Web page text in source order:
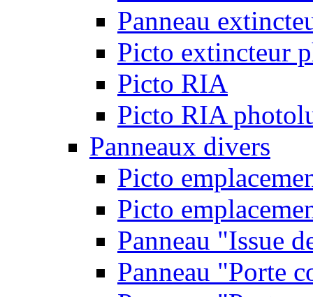
Panneau
Picto extincteur
Picto RIA
Picto RIA
Panneaux divers
Picto
Picto
Panneau "Issue
Panneau "Porte